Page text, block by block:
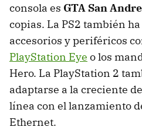
consola es GTA San
copias. La PS2 también
accesorios y periféricos
PlayStation Eye o los
Hero. La PlayStation 2
adaptarse a la creciente
línea con el lanzamiento
Ethernet.